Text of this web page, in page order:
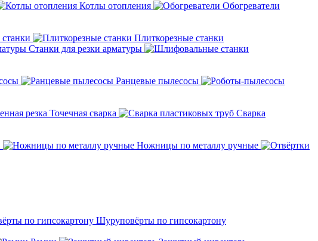
Котлы отопления
Обогреватели
Плиткорезные станки
Станки для резки арматуры
Ранцевые пылесосы
резка Точечная сварка
Cварка
Ножницы по металлу ручные
Шуруповёрты по гипсокартону